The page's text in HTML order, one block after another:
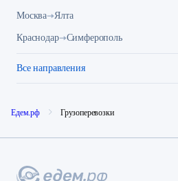
Москва Ялта
Краснодар Симферополь
Все направления
Едем.рф Грузоперевозки